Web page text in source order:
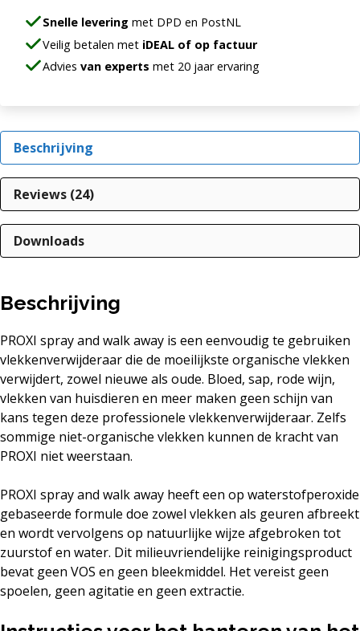
aantal
Snelle levering met DPD en PostNL
Veilig betalen met iDEAL of op factuur
Advies van experts met 20 jaar ervaring
Beschrijving
Reviews (24)
Downloads
Beschrijving
PROXI spray and walk away is een eenvoudig te gebruiken
vlekkenverwijderaar die de moeilijkste organische vlekken
verwijdert, zowel nieuwe als oude. Bloed, sap, rode wijn,
vlekken van huisdieren en meer maken geen schijn van
kans tegen deze professionele vlekkenverwijderaar. Zelfs
sommige niet-organische vlekken kunnen de kracht van
PROXI niet weerstaan.
PROXI spray and walk away heeft een op waterstofperoxide
gebaseerde formule doe zowel vlekken als geuren afbreekt
en wordt vervolgens op natuurlijke wijze afgebroken tot
zuurstof en water. Dit milieuvriendelijke reinigingsproduct
bevat geen VOS en geen bleekmiddel. Het vereist geen
spoelen, geen agitatie en geen extractie.